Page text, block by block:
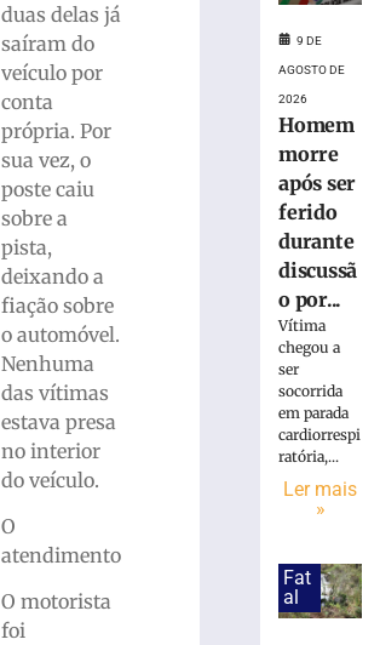
duas delas já
saíram do
veículo por
conta
própria. Por
sua vez, o
poste caiu
sobre a
pista,
deixando a
fiação sobre
o automóvel.
Nenhuma
das vítimas
estava presa
no interior
do veículo.
O
atendimento
O motorista
foi
Homem
morre
após
ferido
durante
discussão
dívida
Francisco
9 DE
AGOSTO DE
2026
Homem
morre
após ser
ferido
durante
discussã
o por...
Vítima
chegou a
ser
socorrida
em parada
cardiorrespi
ratória,...
Ler mais
»
Fat
al